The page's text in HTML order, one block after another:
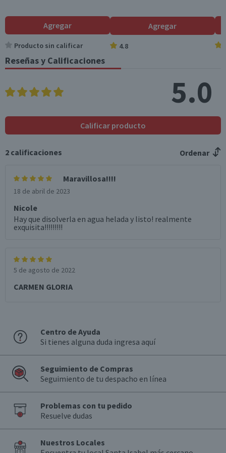
Agregar
Producto sin calificar
Agregar
4.8
Reseñas y Calificaciones
5.0
Calificar producto
2 calificaciones Ordenar
Maravillosa!!!!
18 de abril de 2023
Nicole
Hay que disolverla en agua helada y listo! realmente
exquisita!!!!!!!!!
5 de agosto de 2022
CARMEN GLORIA
Centro de Ayuda
Si tienes alguna duda ingresa aquí
Seguimiento de Compras
Seguimiento de tu despacho en línea
Problemas con tu pedido
Resuelve dudas
Nuestros Locales